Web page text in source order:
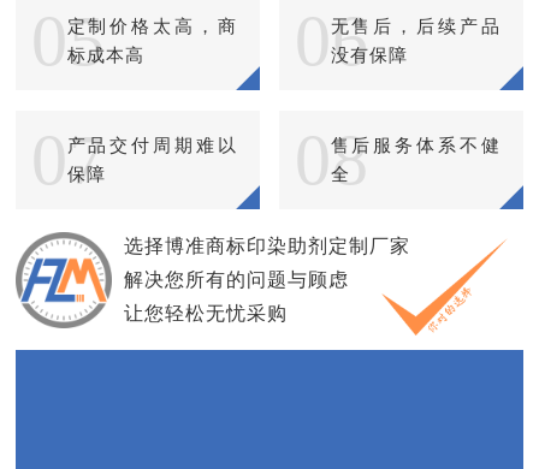
05定制价格太高，商
标成本高
06无售后，后续产品
没有保障
07产品交付周期难以
保障
08
售后服务体系不健
全
选择博准商标印染助剂定制厂家
解决您所有的问题与顾虑
让您轻松无忧采购